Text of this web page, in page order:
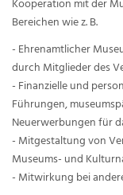
Kooperation mit der
Bereichen wie z. B.
- Ehrenamtlicher
durch Mitglieder des
- Finanzielle und
Führungen,
Neuerwerbungen für
- Mitgestaltung von
Museums- und
- Mitwirkung bei